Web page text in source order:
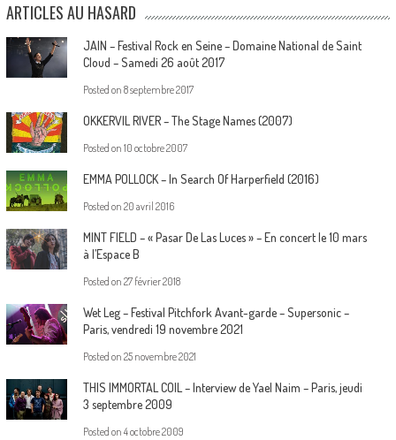
ARTICLES AU HASARD
JAIN – Festival Rock en Seine – Domaine National de Saint
Cloud – Samedi 26 août 2017
Posted on 8 septembre 2017
OKKERVIL RIVER – The Stage Names (2007)
Posted on 10 octobre 2007
EMMA POLLOCK – In Search Of Harperfield (2016)
Posted on 20 avril 2016
MINT FIELD – « Pasar De Las Luces » – En concert le 10 mars
à l’Espace B
Posted on 27 février 2018
Wet Leg – Festival Pitchfork Avant-garde – Supersonic –
Paris, vendredi 19 novembre 2021
Posted on 25 novembre 2021
THIS IMMORTAL COIL – Interview de Yael Naim – Paris, jeudi
3 septembre 2009
Posted on 4 octobre 2009